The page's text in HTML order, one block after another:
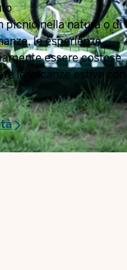
nella natura o di
le esperienze
essere costose.
le vacanze estive con